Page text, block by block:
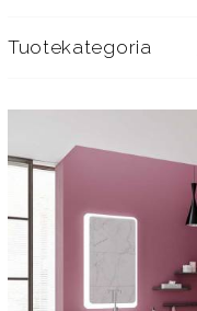
Tuotekategoria